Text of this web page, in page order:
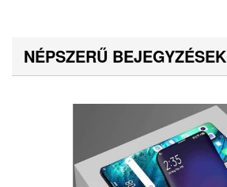
NÉPSZERŰ BEJEGYZÉSEK